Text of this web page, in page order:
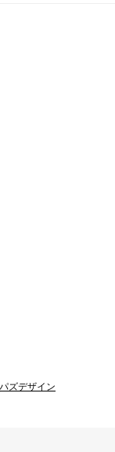
パズデザイン